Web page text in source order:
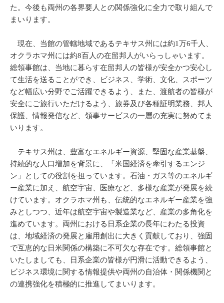
た。今後も両州の各界要人との関係強化に全力で取り組んで
まいります。
現在、当館の管轄地域であるテキサス州には約1万6千人、
オクラホマ州には約8百人の在留邦人がいらっしゃいます。
総領事館は、当地に暮らす在留邦人の皆様が安全かつ安心し
て生活を送ることができ、ビジネス、学術、文化、スポーツ
など幅広い分野でご活躍できるよう、また、渡航者の皆様が
安全にご旅行いただけるよう、旅券及び各種証明業務、邦人
保護、情報発信など、領事サービスの一層の充実に努めてま
いります。
テキサス州は、豊富なエネルギー資源、堅固な産業基盤、
持続的な人口増加を背景に、「米国経済を牽引するエンジ
ン」としての役割を担っています。石油・ガス等のエネルギ
ー産業に加え、航空宇宙、医療など、多様な産業が発展を続
けています。オクラホマ州も、伝統的なエネルギー産業を強
みとしつつ、近年は航空宇宙や製造業など、産業の多角化を
進めています。両州における日系企業の長年にわたる投資
は、地域経済の発展と雇用創出に大きく貢献しており、強固
で互恵的な日米関係の構築に不可欠な存在です。総領事館と
いたしましても、日系企業の皆様が円滑に活動できるよう、
ビジネス環境に関する情報提供や両州の自治体・関係機関と
の連携強化を積極的に推進してまいります。